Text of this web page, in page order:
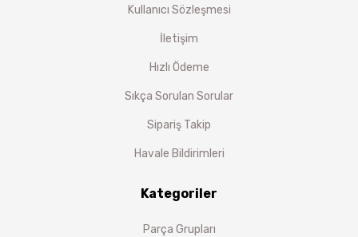
Kullanıcı Sözleşmesi
İletişim
Hızlı Ödeme
Sıkça Sorulan Sorular
Sipariş Takip
Havale Bildirimleri
Kategoriler
Parça Grupları